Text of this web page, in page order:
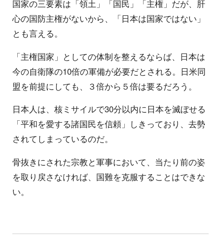
国家の三要素は「領土」「国民」「主権」だが、肝
心の国防主権がないから、「日本は国家ではない」
とも言える。
「主権国家」としての体制を整えるならば、日本は
今の自衛隊の10倍の軍備が必要だとされる。日米同
盟を前提にしても、３倍から５倍は要るだろう。
日本人は、核ミサイルで30分以内に日本を滅ぼせる
「平和を愛する諸国民を信頼」しきっており、去勢
されてしまっているのだ。
骨抜きにされた宗教と軍事において、当たり前の姿
を取り戻さなければ、国難を克服することはできな
い。